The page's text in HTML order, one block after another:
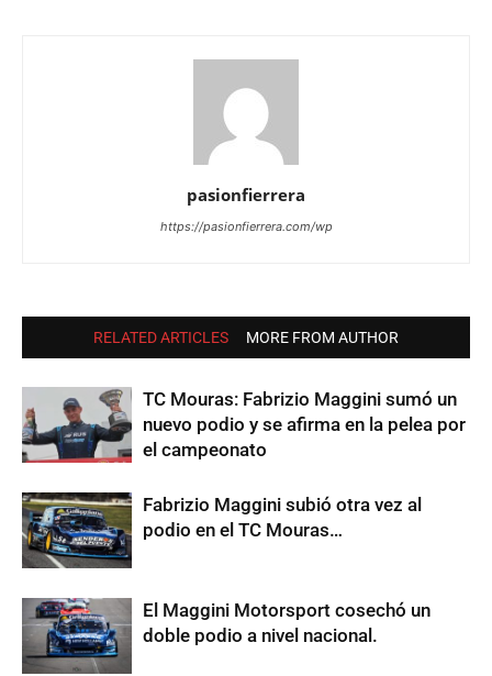
pasionfierrera
https://pasionfierrera.com/wp
RELATED ARTICLES MORE FROM AUTHOR
TC Mouras: Fabrizio Maggini sumó un
nuevo podio y se afirma en la pelea por
el campeonato
Fabrizio Maggini subió otra vez al
podio en el TC Mouras…
El Maggini Motorsport cosechó un
doble podio a nivel nacional.